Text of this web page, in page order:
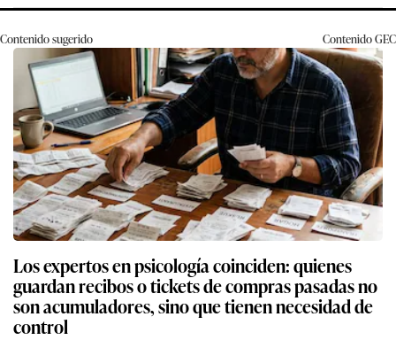
Contenido sugerido ContenidoGEC
Los expertos en psicología coinciden: quienes
guardan recibos o tickets de compras pasadas no
son acumuladores, sino que tienen necesidad de
control